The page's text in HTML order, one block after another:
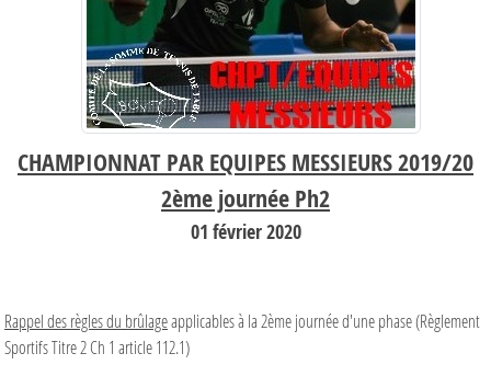
CHAMPIONNAT PAR EQUIPES MESSIEURS 2019/20
2ème journée Ph2
01 février2020
Rappel des règles du brûlageapplicables à la 2ème journée d'une phase (Règlement
Sportifs Titre 2 Ch 1 article 112.1)